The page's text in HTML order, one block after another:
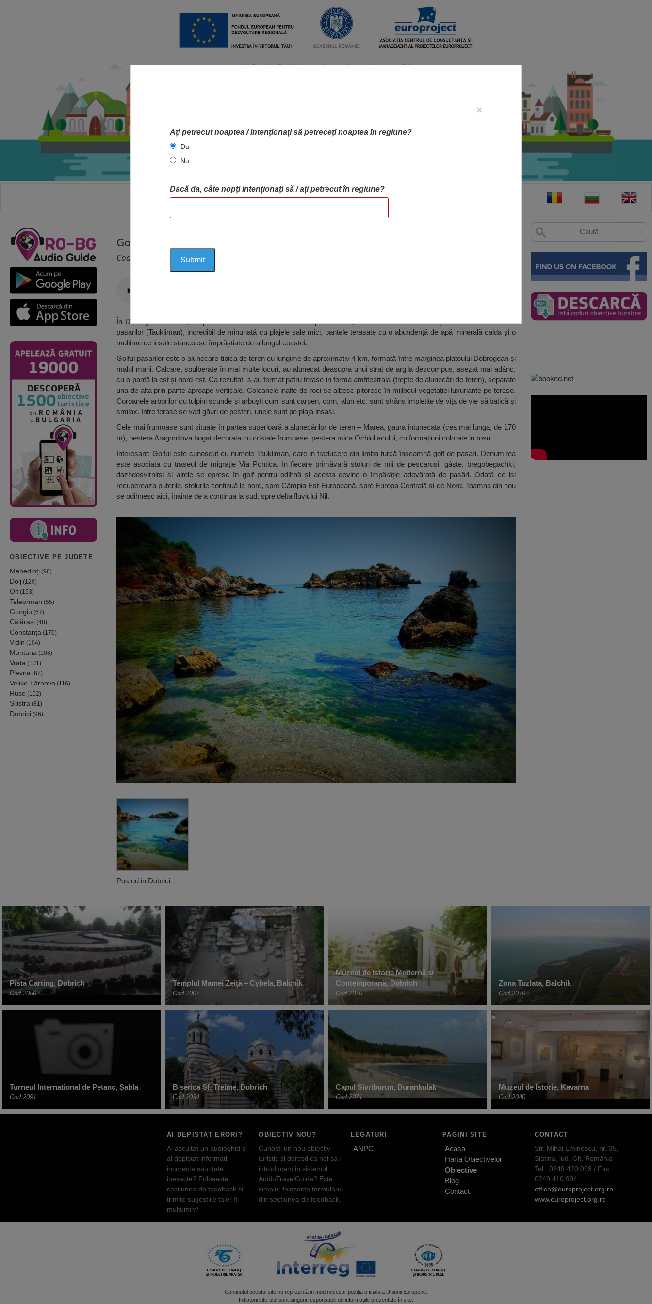
ACASA HARTA OBIECTIVELOR OBIECTIVE
OBIECTIVE PE JUDETE
Mehedinți (98)
Dolj (129)
Olt (153)
Teleorman (55)
Giurgiu (67)
Călărași (48)
Constanța (170)
Vidin (104)
Montana (108)
Vrața (101)
Plevna (87)
Veliko Tărnovo (116)
Ruse (102)
Silistra (81)
Dobrici (96)
Golful de pasări (Taukliman), Rusalka
Cod 2015
În Dobrogea maritima, la aproximativ 6 km la nord-est de Capul Kaliakra, se afla o zonă frumoasă și unic naturala – Golful
pasarilor (Taukliman), incredibil de minunată cu plajele sale mici, pantele terasate cu o abundență de apă minerală calda și o
multime de insule stancoase împrăștiate de-a lungul coastei.
Golful pasarilor este o alunecare tipica de teren cu lungime de aproximativ 4 km, formată între marginea platoului Dobrogean și
malul marii. Calcare, spulberate în mai multe locuri, au alunecat deasupra unui strat de argila descompus, asezat mai adânc,
cu o pantă la est și nord-est. Ca rezultat, s-au format patru terase in forma amfiteatrala (trepte de alunecări de teren), separate
una de alta prin pante aproape verticale. Coloanele inalte de roci se albesc pitoresc în mijlocul vegetației luxuriante pe terase.
Coroanele arborilor cu tulpini scunde și arbuști cum sunt carpen, corn, alun etc. sunt strâns impletite de vița de vie sălbatică și
smilax. Între terase se vad găuri de pesteri, unele sunt pe plaja insasi.
Cele mai frumoase sunt situate în partea superioară a alunecărilor de teren – Marea, gaura intunecata (cea mai lunga, de 170
m), pestera Aragonitova bogat decorata cu cristale frumoase, pestera mica Ochiul acului, cu formațiuni colorate in rosu.
Interesant: Golful este cunoscut cu numele Taukliman, care in traducere din limba turcă înseamnă golf de pasari. Denumirea
este asociata cu traseul de migrație Via Pontica. In fiecare primăvară stoluri de mii de pescarusi, gâște, bregobegachki,
dazhdosvirnitsi și altele se opresc în golf pentru odihnă și acesta devine o împărăție adevărată de pasări. Odată ce isi
recupereaza puterile, stolurile continuă la nord, spre Câmpia Est-Europeană, spre Europa Centrală și de Nord. Toamna din nou
se odihnesc aici, înainte de a continua la sud, spre delta fluviului Nil.
×
Ați petrecut noaptea / intenționați să petreceți noaptea în regiune?
Da
Nu
Dacă da, câte nopți intenționați să / ați petrecut în regiune?
Posted in Dobrici
Pista Carting, Dobrich
Cod 2056
Templul Mamei Zeiță – Cybela, Balchik
Cod 2007
Muzeul de Istorie Modernă și
Contemporană, Dobrich
Cod 2075
Zona Tuzlata, Balchik
Cod 2079
Turneul International de Petanc, Șabla
Cod 2091
Biserica Sf. Treime, Dobrich
Cod 2034
Capul Sivriburun, Durankulak
Cod 2071
Muzeul de Istorie, Kavarna
Cod 2040
AI DEPISTAT ERORI?
Ai ascultat un audioghid si
ai depistat informatii
incorecte sau date
inexacte? Foloseste
sectiunea de feedback si
trimite sugestiile tale! Iti
multumim!
OBIECTIV NOU?
Cunosti un nou obiectiv
turistic si doresti ca noi sa-l
introducem in sistemul
AudioTravelGuide? Este
simplu: foloseste formularul
din sectiunea de feedback.
LEGATURI
ANPC
PAGINI SITE
Acasa
Harta Obiectivelor
Obiective
Blog
Contact
CONTACT
Str. Mihai Eminescu, nr. 35,
Slatina, jud. Olt, România
Tel.: 0249.420.098 / Fax:
0249.410.994
office@europroject.org.ro
www.europroject.org.ro
Continutul acestui site nu reprezintă in mod necesar poziția oficiala a Uniunii Europene.
Iniţiatorii site-ului sunt singurii responsabili de informaţiile prezentate în site.